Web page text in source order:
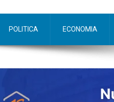
POLITICA ECONOMIA